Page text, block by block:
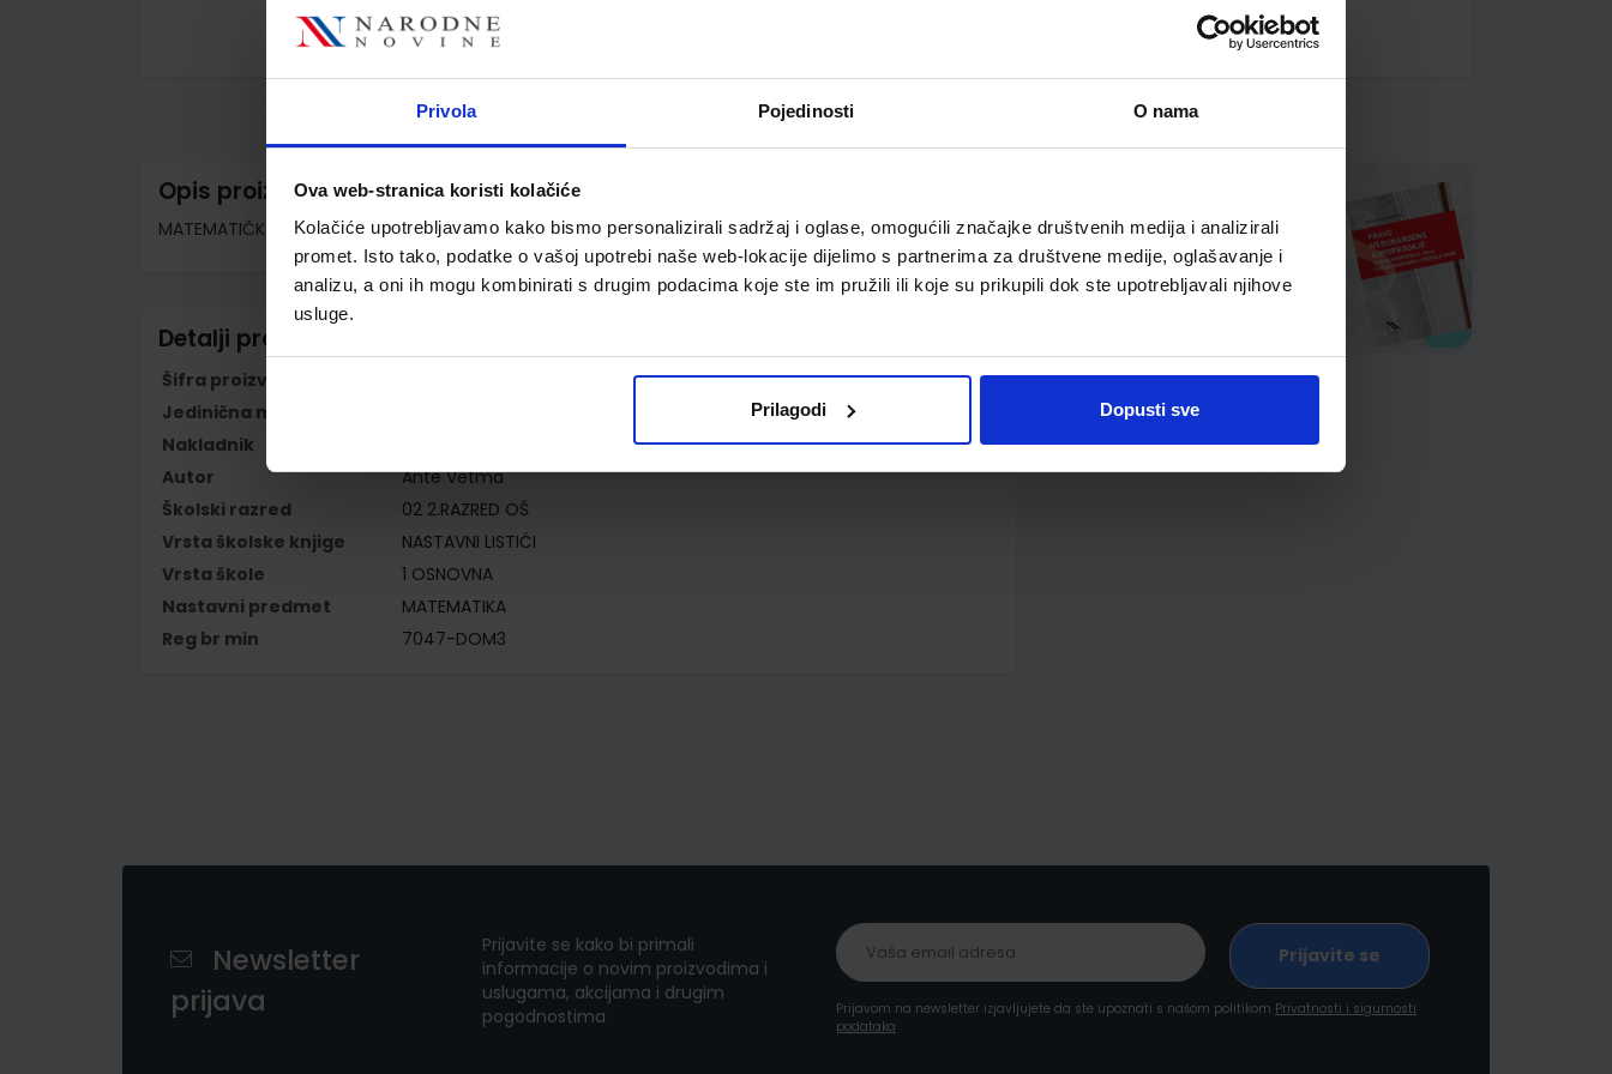
Privola Pojedinosti O nama
Ova web-stranica koristi kolačiće
Kolačiće upotrebljavamo kako bismo personalizirali sadržaj i oglase, omogućili značajke društvenih medija i analizirali
promet. Isto tako, podatke o vašoj upotrebi naše web-lokacije dijelimo s partnerima za društvene medije, oglašavanje i
analizu, a oni ih mogu kombinirati s drugim podacima koje ste im pružili ili koje su prikupili dok ste upotrebljavali njihove
usluge.
Prilagodi Dopusti sve
gallery
Opis proizvoda
MATEMATIČKA MREŽA 2; nastavni listići za matematiku u drugome razredu osnovne škole
Detalji proizvoda
Šifra proizvoda
Jedinična mjera
Nakladnik
Autor
Ante Vetma
Školski razred
02 2.RAZRED OŠ
Vrsta školske knjige
NASTAVNI LISTIĆI
Vrsta škole
1 OSNOVNA
Nastavni predmet
MATEMATIKA
Reg br min
7047-DOM3
Newsletter
prijava
Prijavite se kako bi primali
informacije o novim proizvodima i
uslugama, akcijama i drugim
pogodnostima
Prijavom na newsletter izjavljujete da ste upoznati s našom politikom Privatnosti i sigurnosti
podataka